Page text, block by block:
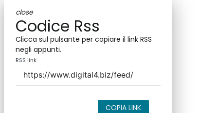
close
Codice Rss
Clicca sul pulsante per copiare il link RSS
negli appunti.
RSS link
COPIA LINK